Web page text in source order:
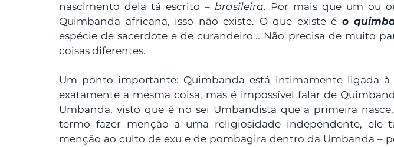
nascimento dela tá escrito – brasileira. Por mais que um ou
Quimbanda africana, isso não existe. O que existe é o
espécie de sacerdote e de curandeiro... Não precisa de muito
coisas diferentes.
Um ponto importante: Quimbanda está intimamente ligada à
exatamente a mesma coisa, mas é impossível falar de
Umbanda, visto que é no sei Umbandista que a primeira
termo fazer menção a uma religiosidade independente, ele
menção ao culto de exu e de pombagira dentro da Umbanda –